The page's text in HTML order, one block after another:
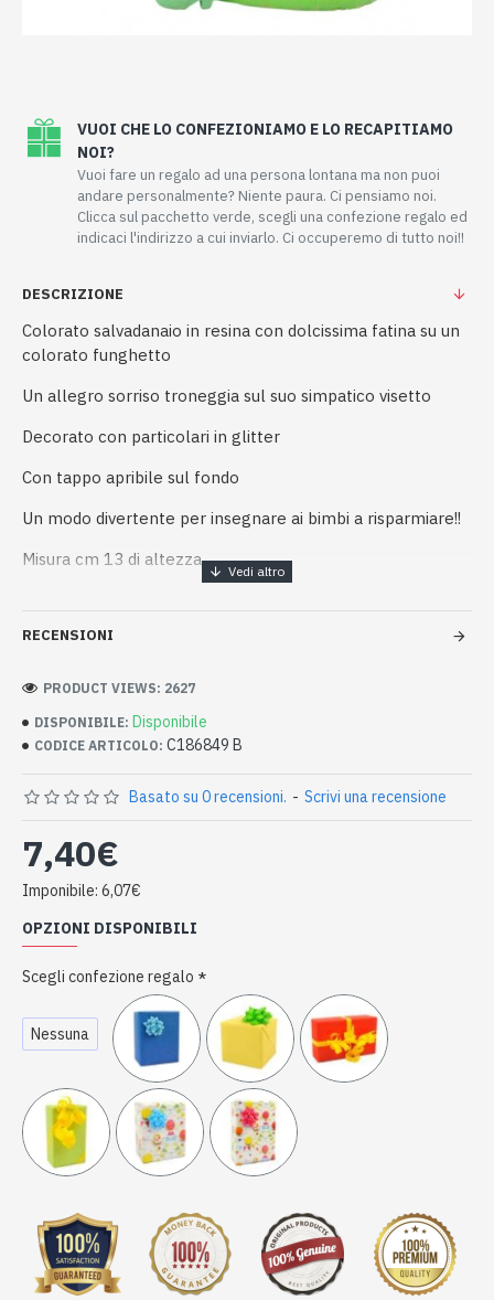
VUOI CHE LO CONFEZIONIAMO E LO RECAPITIAMO
NOI?
Vuoi fare un regalo ad una persona lontana ma non puoi
andare personalmente? Niente paura. Ci pensiamo noi.
Clicca sul pacchetto verde, scegli una confezione regalo ed
indicaci l'indirizzo a cui inviarlo. Ci occuperemo di tutto noi!!
DESCRIZIONE
Colorato salvadanaio in resina con dolcissima fatina su un
colorato funghetto
Un allegro sorriso troneggia sul suo simpatico visetto
Decorato con particolari in glitter
Con tappo apribile sul fondo
Un modo divertente per insegnare ai bimbi a risparmiare!!
Misura cm 13 di altezza
RECENSIONI
DISPONIBILE: Disponibile
CODICE ARTICOLO: C186849 B
PRODUCT VIEWS: 2627
Basato su 0 recensioni. - Scrivi una recensione
7,40€
Imponibile: 6,07€
OPZIONI DISPONIBILI
Scegli confezione regalo
Nessuna